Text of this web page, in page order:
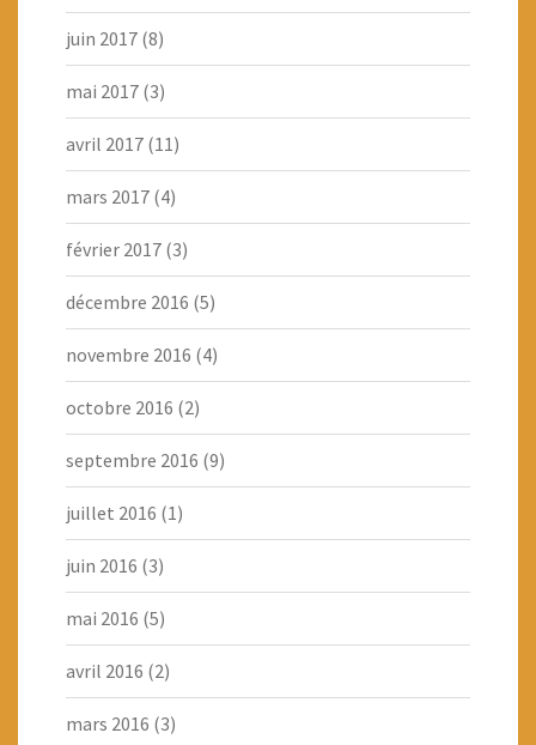
juin 2017 (8)
mai 2017 (3)
avril 2017 (11)
mars 2017 (4)
février 2017 (3)
décembre 2016 (5)
novembre 2016 (4)
octobre 2016 (2)
septembre 2016 (9)
juillet 2016 (1)
juin 2016 (3)
mai 2016 (5)
avril 2016 (2)
mars 2016 (3)